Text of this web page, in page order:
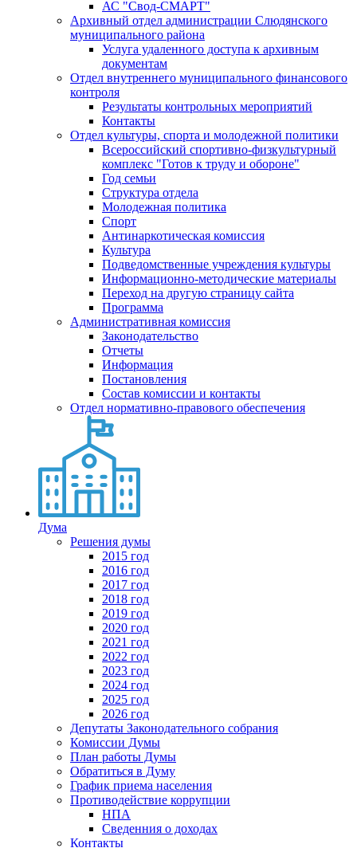
АС "Свод-СМАРТ"
Архивный отдел администрации Слюдянского
муниципального района
Услуга удаленного доступа к архивным
документам
Отдел внутреннего муниципального финансового
контроля
Результаты контрольных мероприятий
Контакты
Отдел культуры, спорта и молодежной политики
Всероссийский спортивно-физкультурный
комплекс "Готов к труду и обороне"
Год семьи
Структура отдела
Молодежная политика
Спорт
Антинаркотическая комиссия
Культура
Подведомственные учреждения культуры
Информационно-методические материалы
Переход на другую страницу сайта
Программа
Административная комиссия
Законодательство
Отчеты
Информация
Постановления
Состав комиссии и контакты
Отдел нормативно-правового обеспечения
Дума
Решения думы
2015 год
2016 год
2017 год
2018 год
2019 год
2020 год
2021 год
2022 год
2023 год
2024 год
2025 год
2026 год
Депутаты Законодательного собрания
Комиссии Думы
План работы Думы
Обратиться в Думу
График приема населения
Противодействие коррупции
НПА
Сведенния о доходах
Контакты